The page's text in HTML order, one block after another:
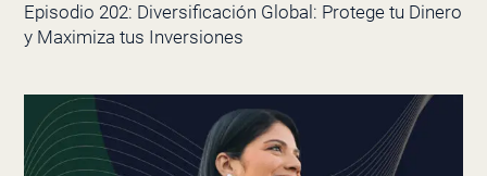
Episodio 202: Diversificación Global: Protege tu Dinero
y Maximiza tus Inversiones